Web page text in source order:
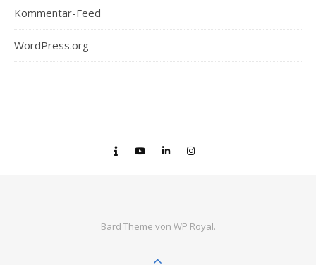
Kommentar-Feed
WordPress.org
Bard Theme von WP Royal.